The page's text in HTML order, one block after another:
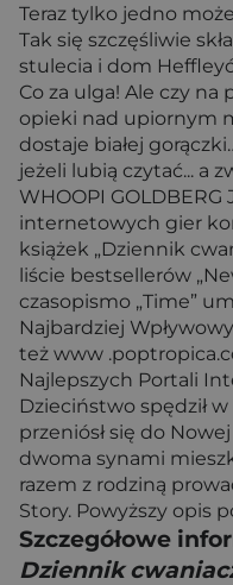
Teraz tylko jedno
Tak się szczęśliwie
stulecia i dom
Co za ulga! Ale czy
opieki nad upiornym
dostaje białej
jeżeli lubią czytać... a
WHOOPI
internetowych gier
książek „Dziennik
liście bestsellerów
czasopismo „Time”
Najbardziej
też www
Najlepszych Portali
Dzieciństwo spędził
przeniósł się do
dwoma synami
razem z rodziną
Story. Powyższy opis
Szczegółowe
Dziennik